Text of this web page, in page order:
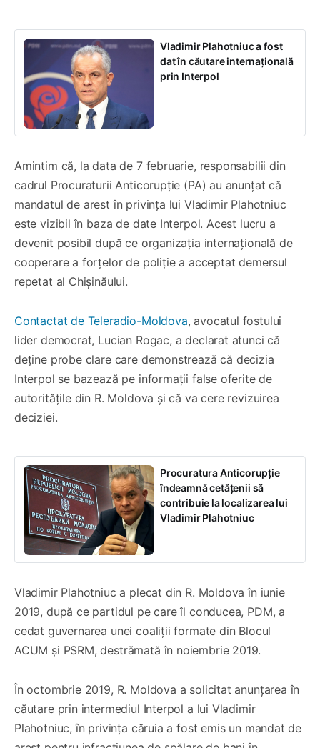
Vladimir Plahotniuc a fost
dat în căutare internațională
prin Interpol
Amintim că, la data de 7 februarie, responsabilii din
cadrul Procuraturii Anticorupție (PA) au anunțat că
mandatul de arest în privința lui Vladimir Plahotniuc
este vizibil în baza de date Interpol. Acest lucru a
devenit posibil după ce organizația internațională de
cooperare a forțelor de poliție a acceptat demersul
repetat al Chișinăului.
Contactat de Teleradio-Moldova, avocatul fostului
lider democrat, Lucian Rogac, a declarat atunci că
deține probe clare care demonstrează că decizia
Interpol se bazează pe informații false oferite de
autoritățile din R. Moldova și că va cere revizuirea
deciziei.
Procuratura Anticorupție
îndeamnă cetățenii să
contribuie la localizarea lui
Vladimir Plahotniuc
Vladimir Plahotniuc a plecat din R. Moldova în iunie
2019, după ce partidul pe care îl conducea, PDM, a
cedat guvernarea unei coaliții formate din Blocul
ACUM și PSRM, destrămată în noiembrie 2019.
În octombrie 2019, R. Moldova a solicitat anunțarea în
căutare prin intermediul Interpol a lui Vladimir
Plahotniuc, în privința căruia a fost emis un mandat de